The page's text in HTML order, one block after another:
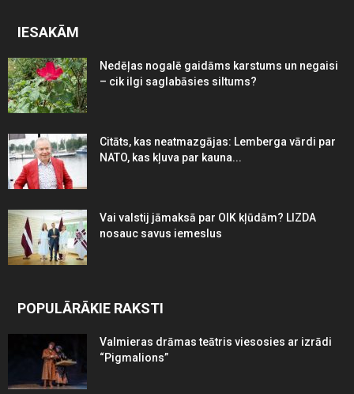
IESAKĀM
Nedēļas nogalē gaidāms karstums un negaisi
– cik ilgi saglabāsies siltums?
Citāts, kas neatmazgājas: Lemberga vārdi par
NATO, kas kļuva par kauna...
Vai valstij jāmaksā par OIK kļūdām? LIZDA
nosauc savus iemeslus
POPULĀRĀKIE RAKSTI
Valmieras drāmas teātris viesosies ar izrādi
“Pigmalions”